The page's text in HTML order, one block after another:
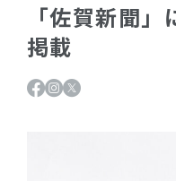
「佐賀新聞
掲載